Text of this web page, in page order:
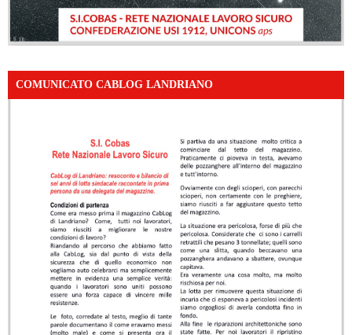
COMUNICATO CABLOG LANDRIANO